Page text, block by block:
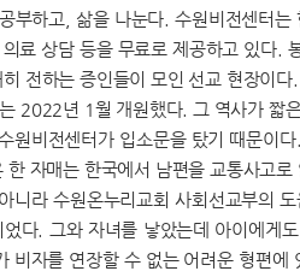
부하고, 삶을 나눈다. 수원비전센터
료 상담 등을 무료로 제공하고 있다.
전하는 증인들이 모인 선교 현장이다.
2022년 1월 개원했다. 그 역사가 짧
원비전센터가 입소문을 탔기 때문이
한 자매는 한국에서 남편을 교통사고
니라 수원온누리교회 사회선교부의
었다. 그와 자녀를 낳았는데 아이에게
비자를 연장할 수 없는 어려운 형편